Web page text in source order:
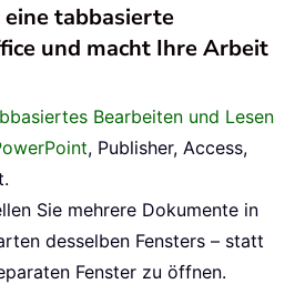
tabbasierte
und macht Ihre Arbeit
Bearbeiten und Lesen
, Publisher, Access,
Sie mehrere Dokumente in
desselben Fensters – statt
Fenster zu öffnen.